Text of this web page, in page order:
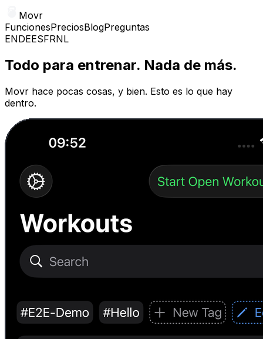
Movr
FuncionesPreciosBlogPreguntas
ENDEESFRNL
Todo para entrenar. Nada de más.
Movr hace pocas cosas, y bien. Esto es lo que hay
dentro.